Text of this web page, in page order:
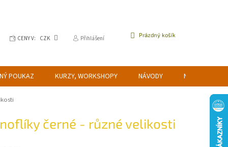
CENY V: CZK Přihlášení
NÁKUPNÍ
Prázdný košík
POUKAZ KURZY, WORKSHOPY NÁVODY NAPIŠTE NÁM
černé - různé velikosti